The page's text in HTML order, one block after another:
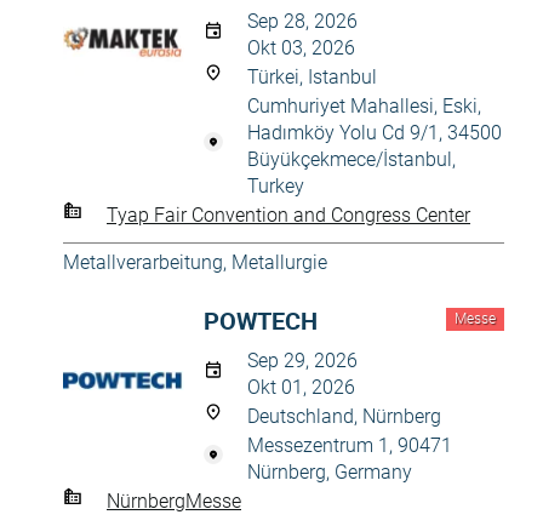
Sep 28, 2026
Okt 03, 2026
Türkei, Istanbul
Cumhuriyet Mahallesi, Eski,
Hadımköy Yolu Cd 9/1, 34500
Büyükçekmece/İstanbul,
Turkey
Tyap Fair Convention and Congress Center
Metallverarbeitung, Metallurgie
Messe
POWTECH
Sep 29, 2026
Okt 01, 2026
Deutschland, Nürnberg
Messezentrum 1, 90471
Nürnberg, Germany
NürnbergMesse